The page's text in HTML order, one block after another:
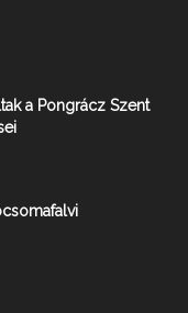
a Pongrácz Szent